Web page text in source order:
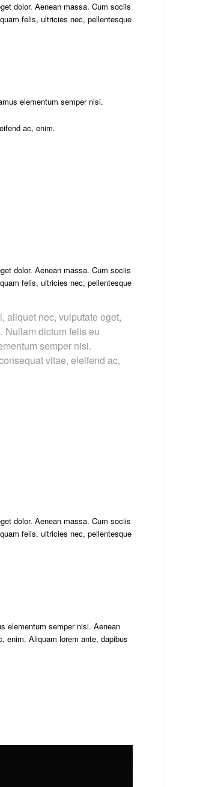
dolor. Aenean massa. Cum sociis
felis, ultricies nec, pellentesque
elementum semper nisi.
ac, enim.
dolor. Aenean massa. Cum sociis
felis, ultricies nec, pellentesque
aliquet nec, vulputate eget,
Nullam dictum felis eu
semper nisi.
vitae, eleifend ac,
dolor. Aenean massa. Cum sociis
felis, ultricies nec, pellentesque
elementum semper nisi. Aenean
enim. Aliquam lorem ante, dapibus